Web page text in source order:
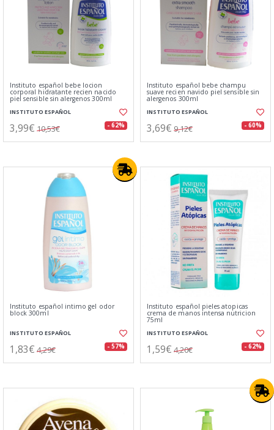
Instituto español bebe locion
corporal hidratante recien nacido
piel sensible sin alergenos 300ml
INSTITUTO ESPAÑOL
3,99€ 10,53€ - 62%
Instituto español bebe champu
suave recien navido piel sensible sin
alergenos 300ml
INSTITUTO ESPAÑOL
3,69€ 9,12€ - 60%
Instituto español intimo gel odor
block 300ml
INSTITUTO ESPAÑOL
1,83€ 4,29€ - 57%
Instituto español pieles atopicas
crema de manos intensa nutricion
75ml
INSTITUTO ESPAÑOL
1,59€ 4,20€ - 62%